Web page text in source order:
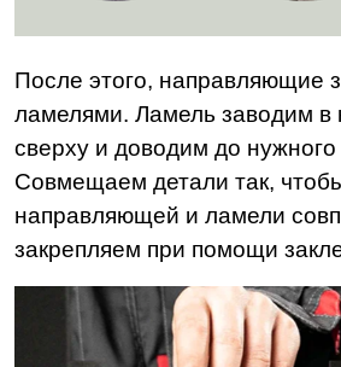
После этого, направляющие
ламелями. Ламель заводим
сверху и доводим до нужного
Совмещаем детали так,
направляющей и ламели
закрепляем при помощи